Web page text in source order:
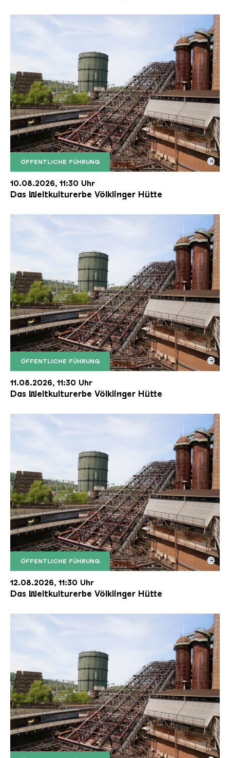
ÖFFENTLICHE FÜHRUNG
Der Erzschrägaufzug der Völklinger Hütte mit
Copyright: Weltkulturerbe Völklinger Hütte | Karl
©
10.08.2026, 11:30 Uhr
Das Weltkulturerbe Völklinger Hütte
ÖFFENTLICHE FÜHRUNG
Der Erzschrägaufzug der Völklinger Hütte mit
Copyright: Weltkulturerbe Völklinger Hütte | Karl
©
11.08.2026, 11:30 Uhr
Das Weltkulturerbe Völklinger Hütte
ÖFFENTLICHE FÜHRUNG
Der Erzschrägaufzug der Völklinger Hütte mit
Copyright: Weltkulturerbe Völklinger Hütte | Karl
©
12.08.2026, 11:30 Uhr
Das Weltkulturerbe Völklinger Hütte